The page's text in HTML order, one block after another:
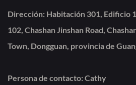
Dirección: Habitación 301, Edificio
102, Chashan Jinshan Road,
Town, Dongguan, provincia de
Persona de contacto: Cathy